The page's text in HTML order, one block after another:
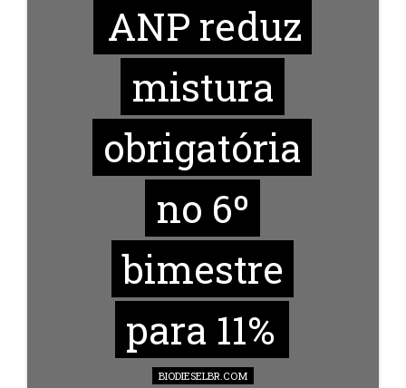
ANP reduz
mistura
obrigatória
no 6º
bimestre
para 11%
BIODIESELBR.COM